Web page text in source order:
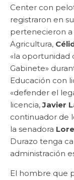
Center con
registraron en
pertenecieron a
Agricultura,
«la oportunidad
Gabinete»
Educación con
«defender el
licencia,Javier
continuador de
la senadora
Durazo tenga
administración
El hombre que